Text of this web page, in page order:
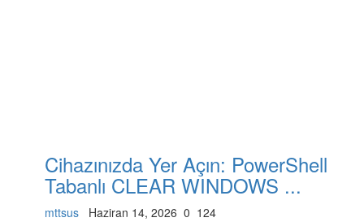
Cihazınızda Yer Açın: PowerShell
Tabanlı CLEAR WINDOWS ...
mttsus Haziran 14, 2026 0 124